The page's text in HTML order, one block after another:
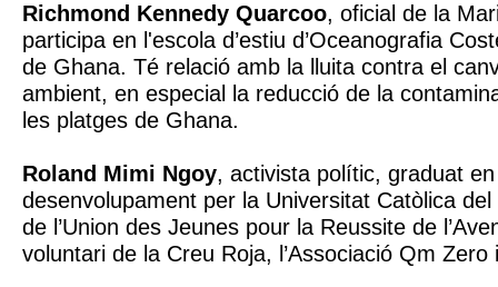
Richmond Kennedy Quarcoo, oficial de la
participa en l'escola d’estiu d’Oceanografia
de Ghana. Té relació amb la lluita contra el
ambient, en especial la reducció de la
les platges de Ghana.
Roland Mimi Ngoy, activista polític, graduat
desenvolupament per la Universitat Catòlica
de l’Union des Jeunes pour la Reussite de
voluntari de la Creu Roja, l’Associació Qm